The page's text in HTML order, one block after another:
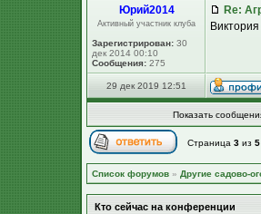
Юpий2014
Активный участник клуба
Зарегистрирован: 30
дек 2014 00:10
Сообщения: 275
Re:
29 дек 2019 12:51
Показать
Страница 3 из 5
Список форумов » Другие садово-
Кто сейчас на конференции